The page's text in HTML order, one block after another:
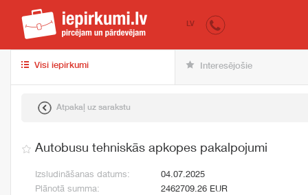
iepirkumi.lv
LV
Visi iepirkumi Interesējošie
Atpakaļ uz sarakstu
Autobusu tehniskās apkopes pakalpojumi
Izsludināšanas datums:
04.07.2025
Plānotā summa:
2462709.26 EUR